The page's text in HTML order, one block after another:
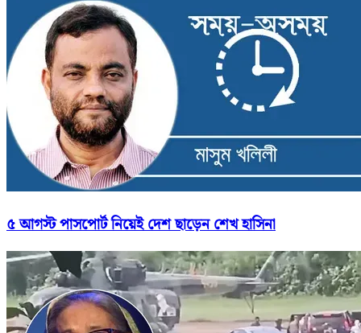
৫ আগস্ট পাসপোর্ট নিয়েই দেশ ছাড়েন শেখ হাসিনা